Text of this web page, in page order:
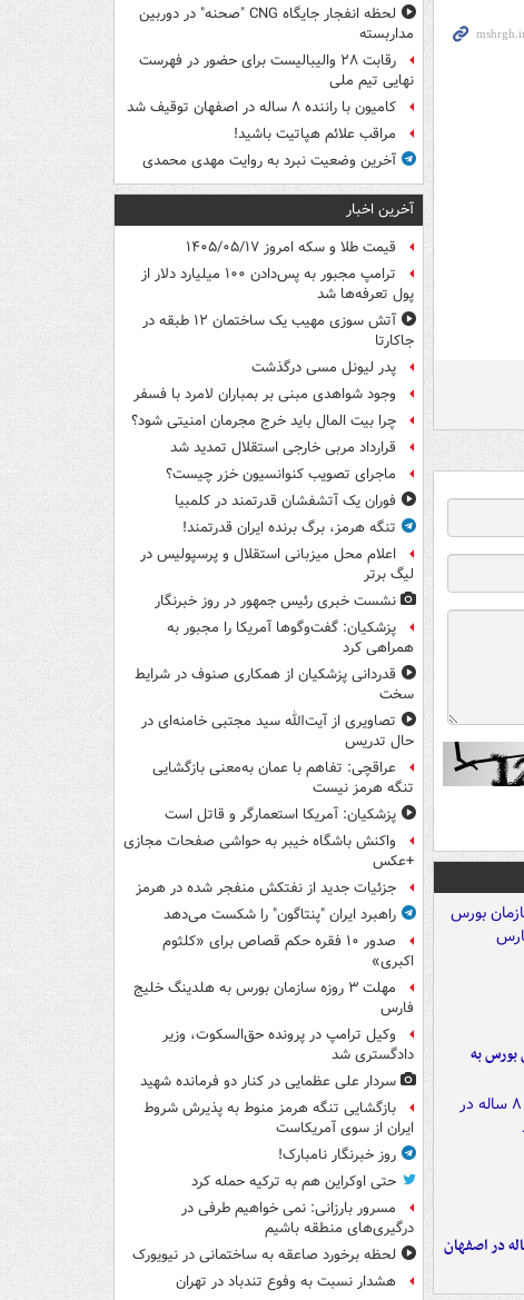
بورس به
با راننده ۸ ساله در اصفهان
لحظه انفجار جایگاه CNG "صحنه" در دوربین
مداربسته
رقابت ۲۸ والیبالیست برای حضور در فهرست
نهایی تیم ملی
کامیون با راننده ۸ ساله در اصفهان توقیف شد
مراقب علائم هپاتیت باشید!
آخرین وضعیت نبرد به روایت مهدی محمدی
آخرین اخبار
قیمت طلا و سکه امروز ۱۴۰۵/۰۵/۱۷
ترامپ مجبور به پس‌دادن ۱۰۰ میلیارد دلار از
پول تعرفه‌ها شد
آتش سوزی مهیب یک ساختمان ۱۲ طبقه در
جاکارتا
پدر لیونل مسی درگذشت
وجود شواهدی مبنی بر بمباران لامرد با فسفر
چرا بیت المال باید خرج مجرمان امنیتی شود؟
قرارداد مربی خارجی استقلال تمدید شد
ماجرای تصویب کنوانسیون خزر چیست؟
فوران یک آتشفشان قدرتمند در کلمبیا
تنگه هرمز، برگ برنده ایران قدرتمند!
اعلام محل میزبانی استقلال و پرسپولیس در
لیگ برتر
نشست خبری رئیس جمهور در روز خبرنگار
پزشکیان: گفت‌وگوها آمریکا را مجبور به
همراهی کرد
قدردانی پزشکیان از همکاری صنوف در شرایط
سخت
تصاویری از آیت‌الله سید مجتبی خامنه‌ای در
حال تدریس
عراقچی: تفاهم با عمان به‌معنی بازگشایی
تنگه هرمز نیست
پزشکیان: آمریکا استعمارگر و قاتل است
واکنش باشگاه خیبر به حواشی صفحات مجازی
+عکس
جزئیات جدید از نفتکش منفجر شده در هرمز
راهبرد ایران "پنتاگون" را شکست می‌دهد
صدور ۱۰ فقره حکم قصاص برای «کلثوم
اکبری»
مهلت ۳ روزه سازمان بورس به هلدینگ خلیج
فارس
وکیل ترامپ در پرونده حق‌السکوت، وزیر
دادگستری شد
سردار علی عظمایی در کنار دو فرمانده شهید
بازگشایی تنگه هرمز منوط به پذیرش شروط
ایران از سوی آمریکاست
روز خبرنگار نامبارک!
حتی اوکراین هم به ترکیه حمله کرد
مسرور بارزانی: نمی خواهیم طرفی در
درگیری‌های منطقه باشیم
لحظه برخورد صاعقه به ساختمانی در نیویورک
هشدار نسبت به وفوع تندباد در تهران